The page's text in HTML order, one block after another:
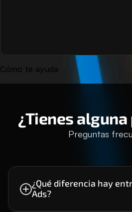
Cómo te ayuda
¿Tienes
Preguntas
¿Qué diferencia hay
Ads?
El SEO busca generar
sostenible a través del
Google, mientras que